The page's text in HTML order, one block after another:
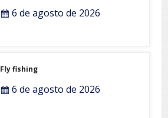
6 de agosto de 2026
Fly fishing
6 de agosto de 2026